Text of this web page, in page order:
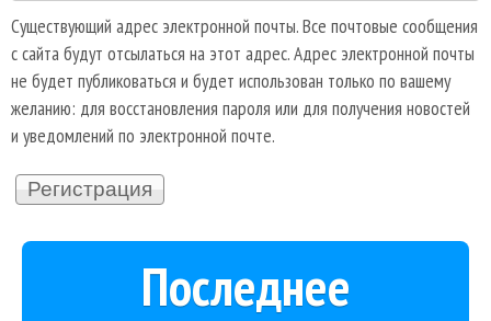
Существующий адрес электронной почты. Все почтовые сообщения
с сайта будут отсылаться на этот адрес. Адрес электронной почты
не будет публиковаться и будет использован только по вашему
желанию: для восстановления пароля или для получения новостей
и уведомлений по электронной почте.
Последнее